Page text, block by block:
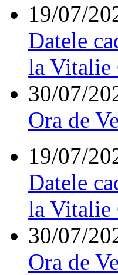
19/07/
Datele
la Vitalie
30/07/
Ora de
19/07/
Datele
la Vitalie
30/07/
Ora de